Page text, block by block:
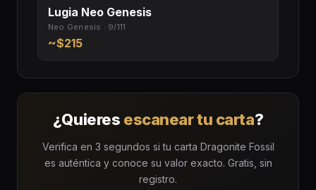
Lugia Neo Genesis
Neo Genesis · 9/111
~$215
¿Quieres escanear tu carta?
Verifica en 3 segundos si tu carta Dragonite Fossil
es auténtica y conoce su valor exacto. Gratis, sin
registro.